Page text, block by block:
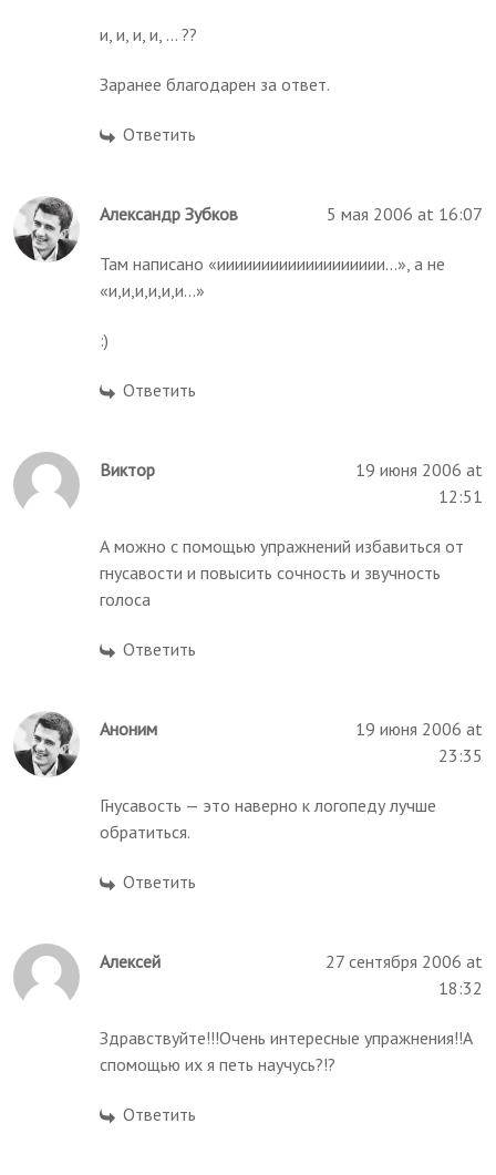
и, и, и, и, ... ??
Заранее благодарен за ответ.
Ответить
Александр Зубков 5 мая 2006 at 16:07
Там написано «иииииииииииииииииии...», а не
«и,и,и,и,и,и...»
:)
Ответить
Виктор
19 июня 2006 at
12:51
А можно с помощью упражнений избавиться от
гнусавости и повысить сочность и звучность
голоса
Ответить
Аноним
19 июня 2006 at
23:35
Гнусавость — это наверно к логопеду лучше
обратиться.
Ответить
Алексей
27 сентября 2006 at
18:32
Здравствуйте!!!Очень интересные упражнения!!А
спомощью их я петь научусь?!?
Ответить